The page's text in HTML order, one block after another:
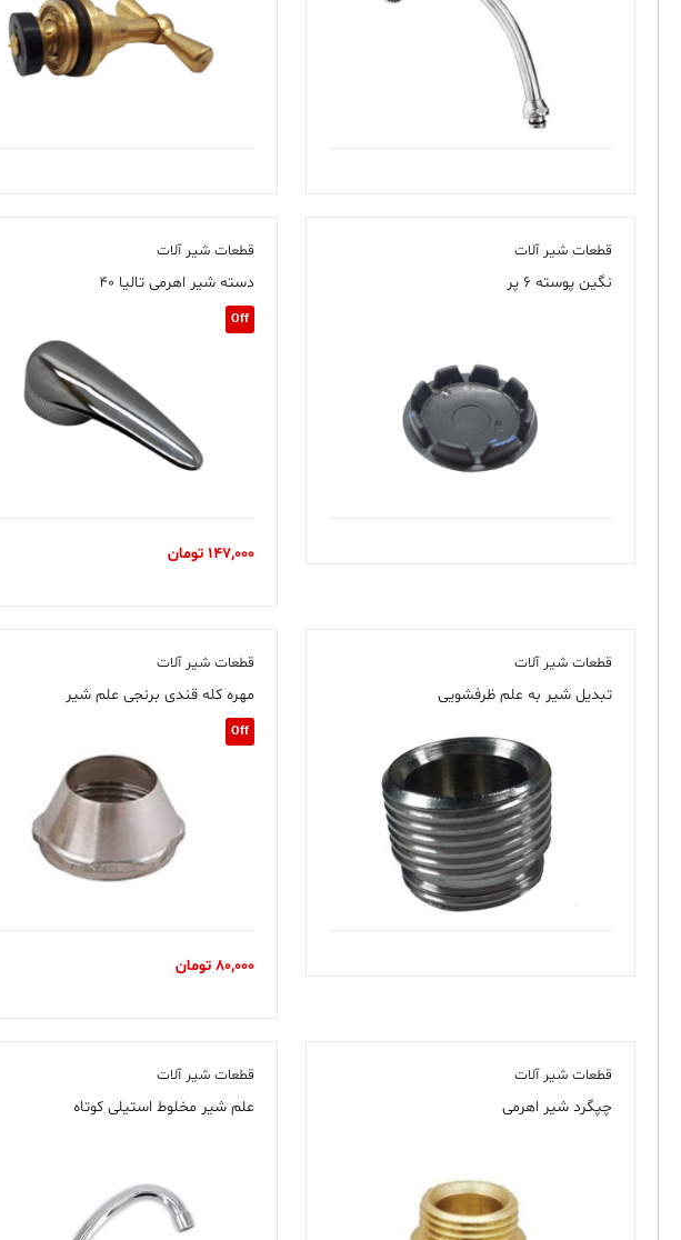
قطعات شیر آلات
نگین پوسته ۶ پر
قطعات شیر آلات
دسته شیر اهرمی تالیا ۴۰
Off
147,000 تومان
قطعات شیر آلات
تبدیل شیر به علم ظرفشویی
قطعات شیر آلات
مهره کله قندی برنجی علم شیر
Off
80,000 تومان
قطعات شیر آلات
چپگرد شیر اهرمی
قطعات شیر آلات
علم شیر مخلوط استیلی کوتاه